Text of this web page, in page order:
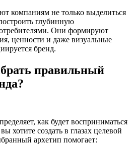
компаниям не только выделиться
глубинную
Они формируют
ценности и даже визуальные
бренд.
правильный
как будет восприниматься
хотите создать в глазах целевой
архетип помогает: